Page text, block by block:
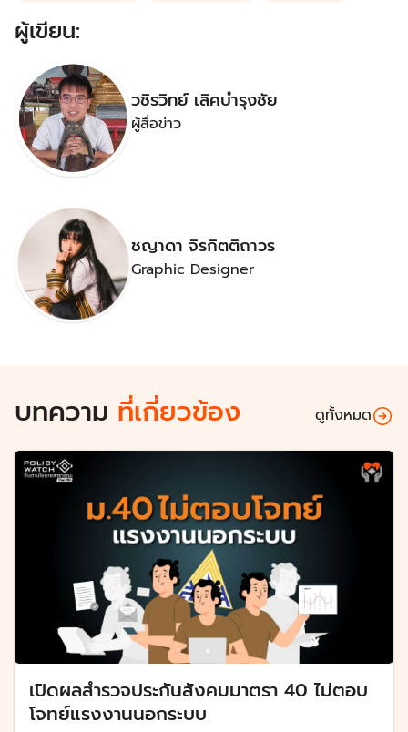
ผู้เขียน:
วชิรวิทย์ เลิศบำรุงชัย
ผู้สื่อข่าว
ชญาดา จิรกิตติถาวร
Graphic Designer
บทความ ที่เกี่ยวข้อง ดูทั้งหมด
เปิดผลสำรวจประกันสังคมมาตรา 40 ไม่ตอบ
โจทย์แรงงานนอกระบบ